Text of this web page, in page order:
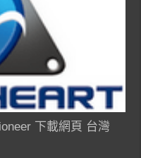
下載網頁 台灣